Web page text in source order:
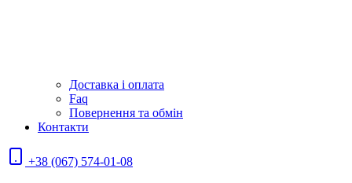
Доставка і оплата
Faq
Повернення та обмін
Контакти
+38 (067) 574-01-08